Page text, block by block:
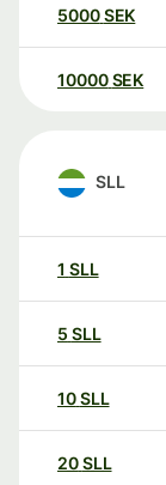
5000SEK
10000 SEK
SLL
1 SLL
5 SLL
10SLL
20SLL